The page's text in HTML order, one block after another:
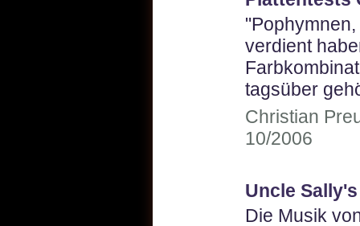
verdient
tagsüber
Christian
10/2006
Uncle Sally's
Die Musik